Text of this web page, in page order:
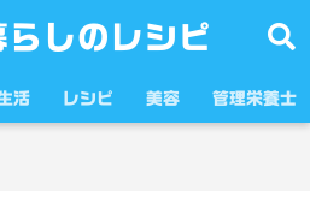
らしのレシピ
活 レシピ 美容 管理栄養士